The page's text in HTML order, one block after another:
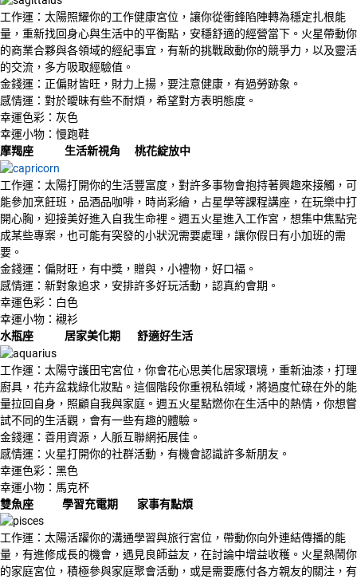
工作運：太陽照耀你的工作健康宮位，讓你從衝鋒陷陣轉為穩定扎根能
量，重新找回身心與生活中的平衡點，安穩舒適的經營當下。火星帶動你
的商業合夥與各領域的經紀事宜，有新的挑戰啟動你的競爭力，以及靈活
的交流，多方吸取經驗值。
金錢運：正偏財皆旺，財力上揚，要注意健康，有過勞跡象。
感情運：對於曖昧有些不耐煩，希望對方表明態度。
幸運色彩：灰色
幸運小物：慢跑鞋
摩羯座 生活新視角 桃花綻放中
工作運：太陽打開你的生活豐富度，對許多事物會抱持著興趣來接觸，可
能參加烹飪班，品酒品咖啡，時尚彩繪，占星學等課程講座，在玩樂中打
開心胸，迎接美好進入自我生命裡。週五火星進入工作宮，想集中焦點完
成某些專案，也可能有突發的小狀況需要處理，讓你假日有小加班的需
要。
金錢運：偏財旺，有中獎，贈與，小禮物，好口福。
感情運：新對象追求，安排許多好玩活動，認真約會期。
幸運色彩：白色
幸運小物：襯衫
水瓶座 居家美化期 舒適好生活
工作運：太陽守護田宅宮位，你會花心思美化居家環境，重新油漆，打理
廚具，花卉盆栽綠化妝點。這個階段你重視私領域，將過度忙碌在外的能
量拉回自身，照顧自我與家庭。週五火星點燃你在生活中的熱情，你想嘗
試不同的生活觀，會有一些有趣的體驗。
金錢運：善用資源，人脈互聯網拓展佳。
感情運：火星打開你的社群活動，有機會認識許多新朋友。
幸運色彩：黑色
幸運小物：馬克杯
雙魚座 學習充電期 家事有點煩
工作運：太陽活躍你的溝通學習與旅行宮位，帶動你向外連結傳播的能
量，有進修成長的機會，遇見良師益友，在討論中增益收穫。火星熱鬧你
的家庭宮位，積極參與家庭聚會活動，或是需要應付各方親友的關注，有